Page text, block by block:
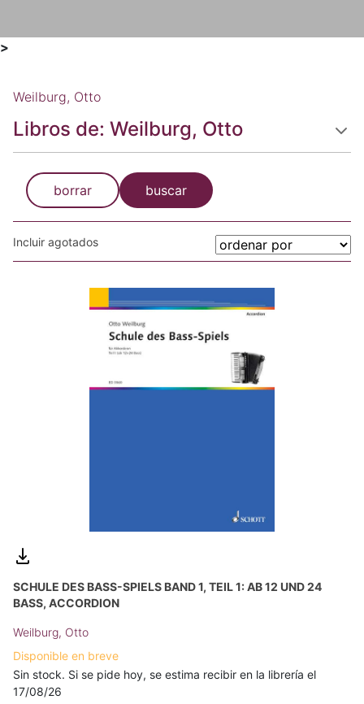
>
Weilburg, Otto
Libros de: Weilburg, Otto
borrar buscar
Incluir agotados
SCHULE DES BASS-SPIELS BAND 1, TEIL 1: AB 12 UND 24
BASS, ACCORDION
Weilburg, Otto
Disponible en breve
Sin stock. Si se pide hoy, se estima recibir en la librería el
17/08/26